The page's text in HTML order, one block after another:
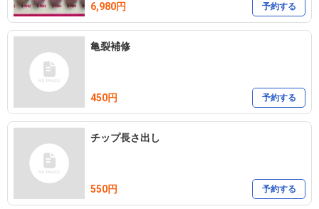
6,980円 予約する
亀裂補修
450円 予約する
チップ長さ出し
550円 予約する